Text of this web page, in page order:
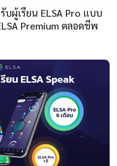
ผู้เรียน ELSA Pro แบบ
Premium ตลอดชีพ